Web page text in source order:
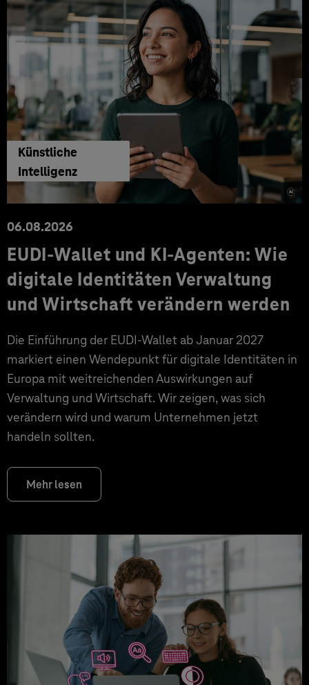
Künstliche
Intelligenz
06.08.2026
EUDI-Wallet und KI-Agenten: Wie
digitale Identitäten Verwaltung
und Wirtschaft verändern werden
Die Einführung der EUDI-Wallet ab Januar 2027
markiert einen Wendepunkt für digitale Identitäten in
Europa mit weitreichenden Auswirkungen auf
Verwaltung und Wirtschaft. Wir zeigen, was sich
verändern wird und warum Unternehmen jetzt
handeln sollten.
Mehr lesen